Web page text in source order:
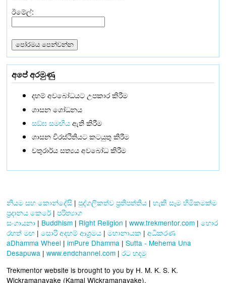
ඊමේල්:
අපේ අරමුණු
දහම් අවබෝධයට උපකාර කිරීම
ශාසන ශෝධනය
සඞ්‌ඝ සමඟියඇති කිරීම
ශාසන චිරස්ථිතියට කටයුතු කිරීම
චතුරාර්ය සත්‍යය අවබෝධ කිරීම
නියම සහ කොන්දේසි | පුද්ගලිකත්ව ප්‍රතිපත්තිය | හැකි සෑම හිමිකමක්ම
ප්‍රදානය කෙරේ | පරිත්‍යාග
සංගායනා | Buddhism | Right Religion | www.trekmentor.com | හොර
රහත් මඟ | සොරි අදහම් ආශ්‍රමය | මහානායක | අධිකරණ
aDhamma Wheel | imPure Dhamma | Sutta - Mehema Una
Desapuwa | www.endchannel.com | රට හදමු
Trekmentor website is brought to you by H. M. K. S. K.
Wickramanayake (Kamal Wickramanayake).